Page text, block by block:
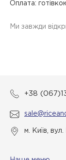
Оплата:
Ми завжди
+38
м. Київ,